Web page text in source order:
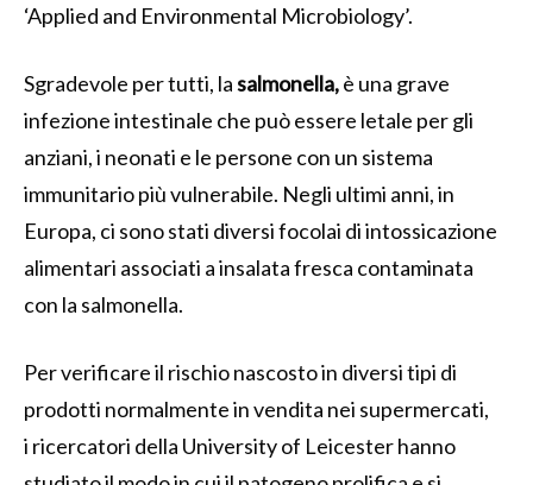
‘Applied and Environmental Microbiology’.
Sgradevole per tutti, lasalmonella,è una grave
infezione intestinale che può essere letale per gli
anziani, i neonati e le persone con un sistema
immunitario più vulnerabile. Negli ultimi anni, in
Europa, ci sono stati diversi focolai di intossicazione
alimentari associati a insalata fresca contaminata
con la salmonella.
Per verificare il rischio nascosto in diversi tipi di
prodotti normalmente in vendita nei supermercati,
i ricercatori della University of Leicester hanno